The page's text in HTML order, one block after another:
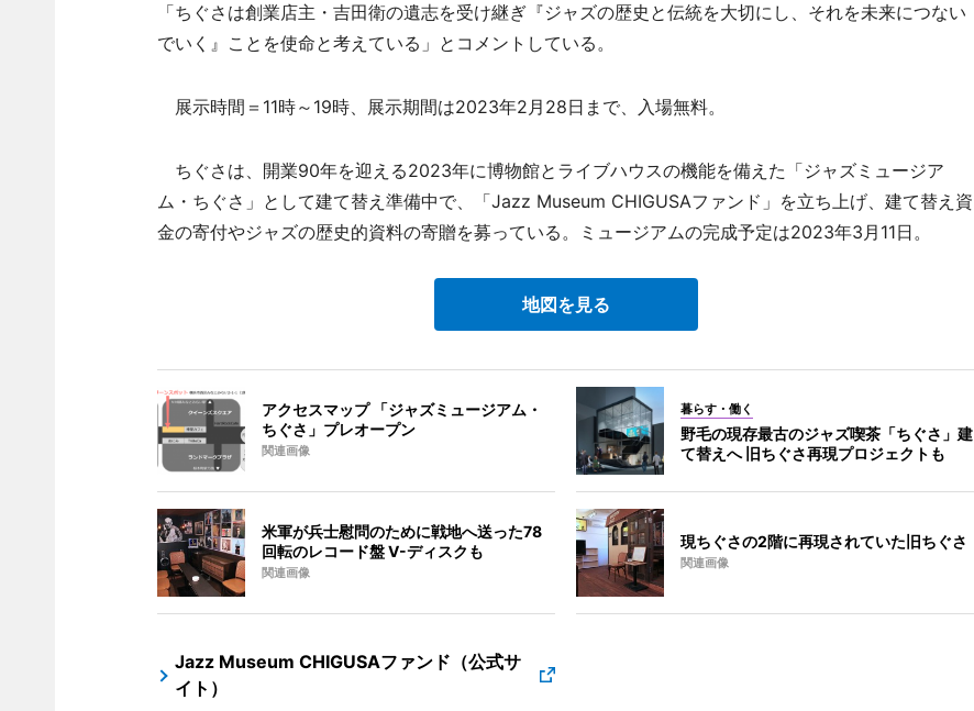
「ちぐさは創業店主・吉田衛の遺志を受け継ぎ『ジャズの歴史と伝統を大切にし、それを未来につない
でいく』ことを使命と考えている」とコメントしている。
展示時間＝11時～19時、展示期間は2023年2月28日まで、入場無料。
ちぐさは、開業90年を迎える2023年に博物館とライブハウスの機能を備えた「ジャズミュージア
ム・ちぐさ」として建て替え準備中で、「Jazz Museum CHIGUSAファンド」を立ち上げ、建て替え資
金の寄付やジャズの歴史的資料の寄贈を募っている。ミュージアムの完成予定は2023年3月11日。
地図を見る
アクセスマップ 「ジャズミュージアム・
ちぐさ」プレオープン
関連画像
暮らす・働く
野毛の現存最古のジャズ喫茶「ちぐさ」建
て替えへ 旧ちぐさ再現プロジェクトも
米軍が兵士慰問のために戦地へ送った78
回転のレコード盤 V-ディスクも
関連画像
現ちぐさの2階に再現されていた旧ちぐさ
関連画像
Jazz Museum CHIGUSAファンド（公式サ
イト）